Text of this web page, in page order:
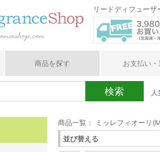
リードディフュー
商品を探す お支払い
検索
商品一覧： ミッレフィオーリ
並び替える